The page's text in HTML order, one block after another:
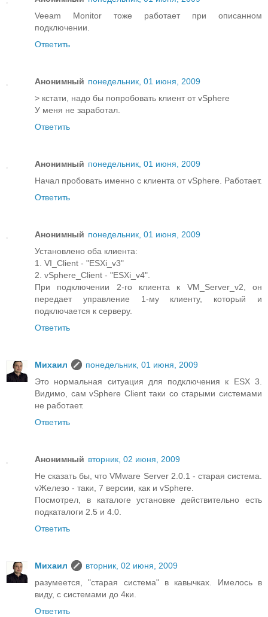
Veeam Monitor тоже работает при описанном
подключении.
Ответить
Анонимный понедельник, 01 июня, 2009
> кстати, надо бы попробовать клиент от vSphere
У меня не заработал.
Ответить
Анонимный понедельник, 01 июня, 2009
Начал пробовать именно с клиента от vSphere. Работает.
Ответить
Анонимный понедельник, 01 июня, 2009
Установлено оба клиента:
1. VI_Client - "ESXi_v3"
2. vSphere_Client - "ESXi_v4".
При подключении 2-го клиента к VM_Server_v2, он
передает управление 1-му клиенту, который и
подключается к серверу.
Ответить
Михаил
понедельник, 01 июня, 2009
Это нормальная ситуация для подключения к ESX 3.
Видимо, сам vSphere Client таки со старыми системами
не работает.
Ответить
Анонимный вторник, 02 июня, 2009
Не сказать бы, что VMware Server 2.0.1 - старая система.
vЖелезо - таки, 7 версии, как и vSphere.
Посмотрел, в каталоге установке действительно есть
подкаталоги 2.5 и 4.0.
Ответить
Михаил
вторник, 02 июня, 2009
разумеется, "старая система" в кавычках. Имелось в
виду, с системами до 4ки.
Ответить